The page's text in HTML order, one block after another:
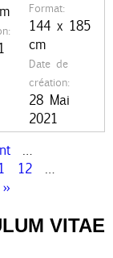
Format:
144 x 185
cm
Date de
création:
28 Mai
2021
12
VITAE